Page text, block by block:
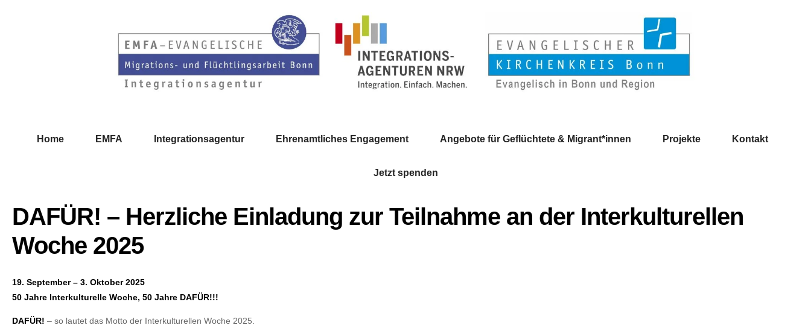
Home EMFA Integrationsagentur Ehrenamtliches Engagement Angebote für Geflüchtete & Migrant*innen Projekte Kontakt
Jetzt spenden
DAFÜR! – Herzliche Einladung zur Teilnahme an der Interkulturellen
Woche 2025
19. September – 3. Oktober 2025
50 Jahre Interkulturelle Woche, 50 Jahre DAFÜR!!!
DAFÜR! – so lautet das Motto der Interkulturellen Woche 2025.